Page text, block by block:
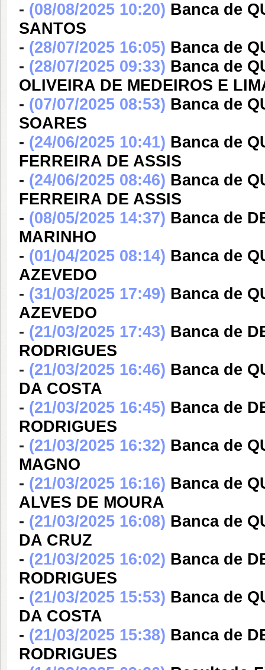
- (08/08/2025 10:20) Banca de
SANTOS
- (28/07/2025 16:05) Banca de
- (28/07/2025 09:33) Banca de
OLIVEIRA DE MEDEIROS E
- (07/07/2025 08:53) Banca de
SOARES
- (24/06/2025 10:41) Banca de
FERREIRA DE ASSIS
- (24/06/2025 08:46) Banca de
FERREIRA DE ASSIS
- (08/05/2025 14:37) Banca de
MARINHO
- (01/04/2025 08:14) Banca de
AZEVEDO
- (31/03/2025 17:49) Banca de
AZEVEDO
- (21/03/2025 17:43) Banca de
RODRIGUES
- (21/03/2025 16:46) Banca de
DA COSTA
- (21/03/2025 16:45) Banca de
RODRIGUES
- (21/03/2025 16:32) Banca de
MAGNO
- (21/03/2025 16:16) Banca de
ALVES DE MOURA
- (21/03/2025 16:08) Banca de
DA CRUZ
- (21/03/2025 16:02) Banca de
RODRIGUES
- (21/03/2025 15:53) Banca de
DA COSTA
- (21/03/2025 15:38) Banca de
RODRIGUES